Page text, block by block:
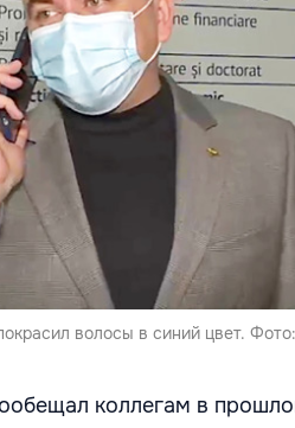
волосы в синий цвет. Фото:
коллегам в